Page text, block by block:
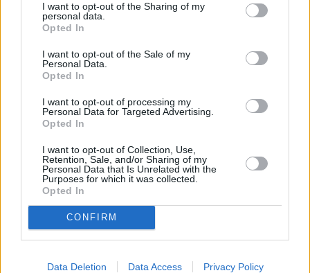
I want to opt-out of the Sharing of my
personal data.
Opted In
I want to opt-out of the Sale of my
Personal Data.
Opted In
I want to opt-out of processing my
Personal Data for Targeted Advertising.
Opted In
I want to opt-out of Collection, Use,
Retention, Sale, and/or Sharing of my
Personal Data that Is Unrelated with the
Purposes for which it was collected.
Opted In
CONFIRM
Data Deletion Data Access Privacy Policy
Πριν 6 ημέρες
Ελλάδας–Κύπρου Κ18 ο Δημήτρης Τέλλιος